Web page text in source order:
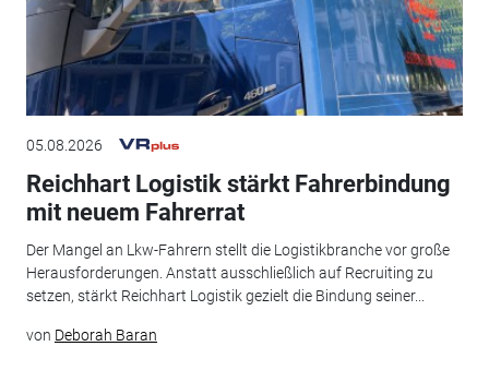
05.08.2026
Reichhart Logistik stärkt Fahrerbindung
mit neuem Fahrerrat
Der Mangel an Lkw-Fahrern stellt die Logistikbranche vor große
Herausforderungen. Anstatt ausschließlich auf Recruiting zu
setzen, stärkt Reichhart Logistik gezielt die Bindung seiner...
von Deborah Baran